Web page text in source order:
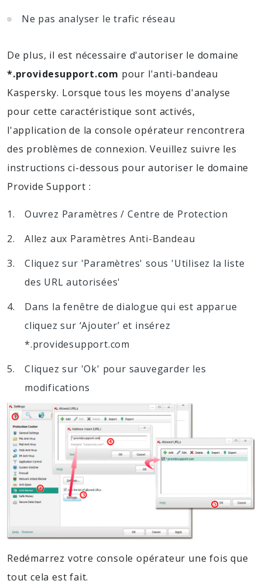
Ne pas analyser le trafic réseau
De plus, il est nécessaire d'autoriser le domaine
*.providesupport.com pour l'anti-bandeau
Kaspersky. Lorsque tous les moyens d'analyse
pour cette caractéristique sont activés,
l'application de la console opérateur rencontrera
des problèmes de connexion. Veuillez suivre les
instructions ci-dessous pour autoriser le domaine
Provide Support :
Ouvrez Paramètres / Centre de Protection
Allez aux Paramètres Anti-Bandeau
Cliquez sur 'Paramètres' sous 'Utilisez la liste
des URL autorisées'
Dans la fenêtre de dialogue qui est apparue
cliquez sur ‘Ajouter’ et insérez
*.providesupport.com
Cliquez sur 'Ok' pour sauvegarder les
modifications
Redémarrez votre console opérateur une fois que
tout cela est fait.